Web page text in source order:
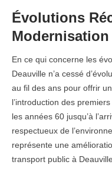
Évolutions
Modernisation
En ce qui concerne les
Deauville n’a cessé
au fil des ans pour offrir
l’introduction des
les années 60 jusqu’à
respectueux de
représente une
transport public à